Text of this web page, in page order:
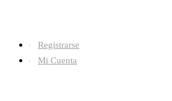
Registrarse
Mi Cuenta